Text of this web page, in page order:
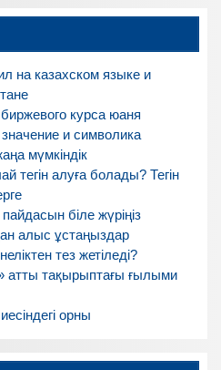
на казахском языке и
курса юаня
и символика
мүмкіндік
тегін алуға болады? Тегін
біле жүріңіз
алыс ұстаңыздар
тез жетіледі?
атты тақырыптағы ғылыми
орны